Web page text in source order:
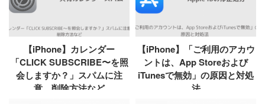
【iPhone】カレンダー
「CLICK SUBSCRIBE〜を照
会しますか？」スパムに注
意、削除方法など
【iPhone】「ご利用のアカウ
ントは、App Storeおよび
iTunesで無効」の原因と対処
法